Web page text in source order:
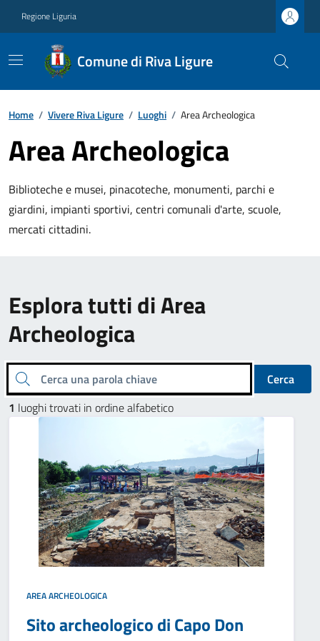
Regione Liguria
Comune di Riva Ligure
Home / Vivere Riva Ligure / Luoghi / Area Archeologica
Area Archeologica
Biblioteche e musei, pinacoteche, monumenti, parchi e
giardini, impianti sportivi, centri comunali d'arte, scuole,
mercati cittadini.
Esplora tutti di Area
Archeologica
Cerca una parola chiave
Cerca
1 luoghi trovati in ordine alfabetico
AREA ARCHEOLOGICA
Sito archeologico di Capo Don